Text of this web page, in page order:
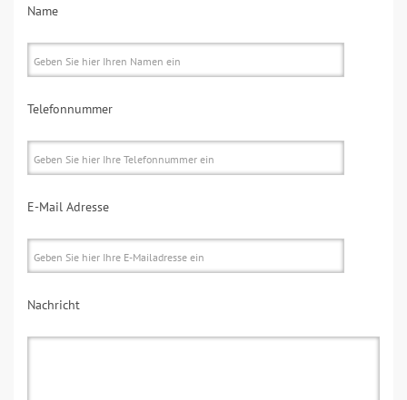
Name
Telefonnummer
E-Mail Adresse
Nachricht